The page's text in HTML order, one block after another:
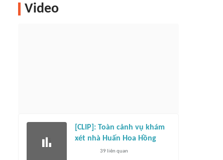
Video
[CLIP]: Toàn cảnh vụ khám
xét nhà Huấn Hoa Hồng
39 liên quan